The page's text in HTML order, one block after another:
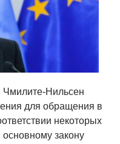
Нильсен
для обращения в
некоторых
закону